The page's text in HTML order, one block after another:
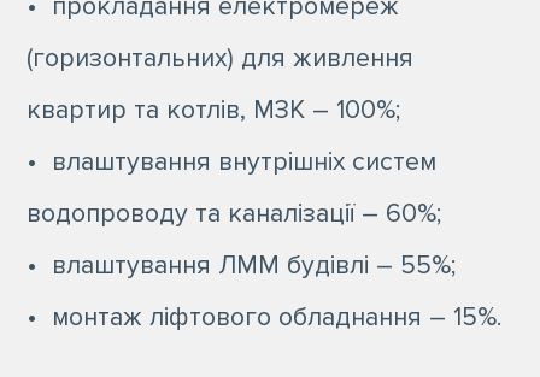
(горизонтальних) для живлення
квартир та котлів, МЗК – 100%;
• влаштування внутрішніх систем
водопроводу та каналізації – 60%;
• влаштування ЛММ будівлі – 55%;
• монтаж ліфтового обладнання – 15%.